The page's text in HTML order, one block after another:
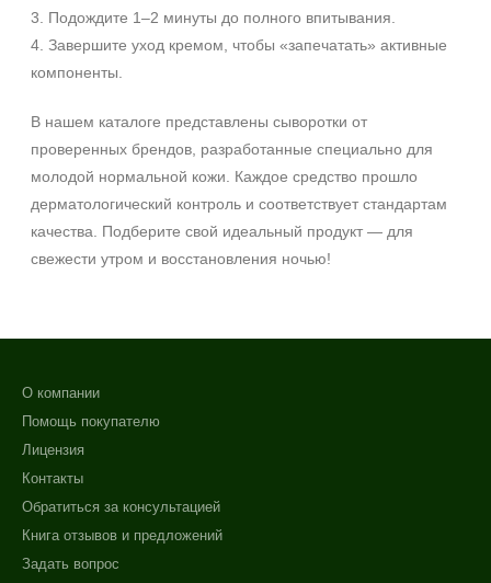
Демакияж
Массаж
Уровень SPF защиты
3. Подождите 1–2 минуты до полного впитывания.
4. Завершите уход кремом, чтобы «запечатать» активные
компоненты.
В нашем каталоге представлены сыворотки от
проверенных брендов, разработанные специально для
молодой нормальной кожи. Каждое средство прошло
дерматологический контроль и соответствует стандартам
качества. Подберите свой идеальный продукт — для
свежести утром и восстановления ночью!
О компании
Помощь покупателю
Лицензия
Контакты
Обратиться за консультацией
Книга отзывов и предложений
Задать вопрос